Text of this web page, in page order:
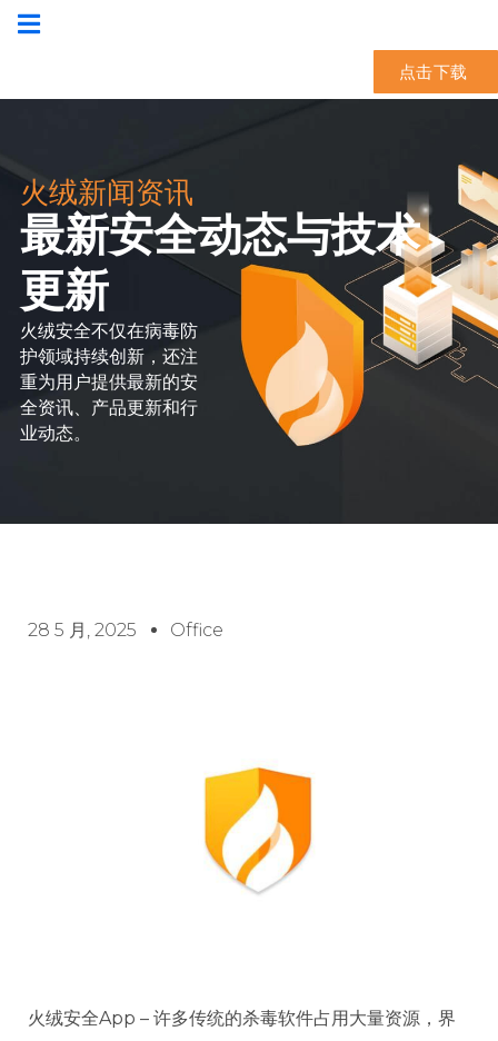
点击下载
火绒新闻资讯
最新安全动态与技术
更新
火绒安全不仅在病毒防
护领域持续创新，还注
重为用户提供最新的安
全资讯、产品更新和行
业动态。
28 5 月, 2025 Office
火绒安全App – 许多传统的杀毒软件占用大量资源，界